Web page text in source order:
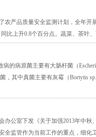
品质量安全监测计划，全年开
比上升0.8个百分点。蔬菜、茶叶
病原菌主要有大肠杆菌（
其中真菌主要有灰霉（Bortytis
公室下发《关于加强2013年中秋
监管作为当前工作的重点，细化